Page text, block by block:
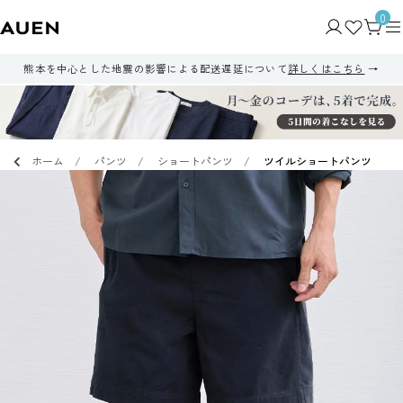
0
熊本を中心とした地震の影響による配送遅延について詳しくはこちら
ホーム パンツ ショートパンツ ツイルショートパンツ